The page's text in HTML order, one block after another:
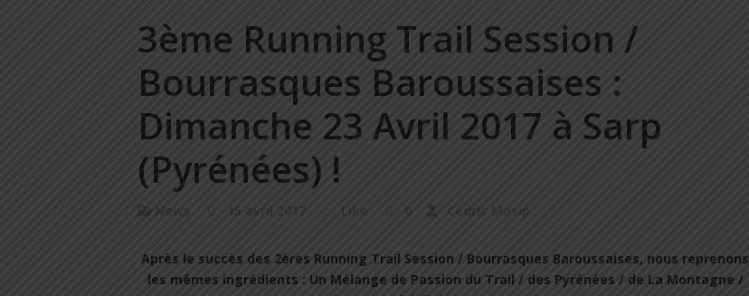
3ème Running Trail Session /
Bourrasques Baroussaises :
Dimanche 23 Avril 2017 à Sarp
(Pyrénées) !
News 15 avril 2017 Like 0 Cédric Masip
Après le succès des 2ères Running Trail Session / Bourrasques Baroussaises, nous reprenons
les mêmes ingrédients : Un Mélange de Passion du Trail / des Pyrénées / de La Montagne /